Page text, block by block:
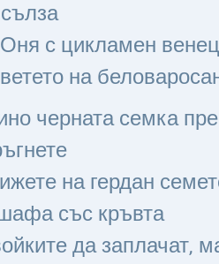
с цикламен венец
на
черната семка
на гердан
със кръвта
да заплачат,